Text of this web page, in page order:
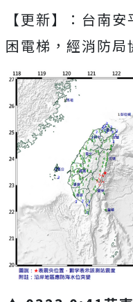
【更新】：台南
困電梯，經消防局